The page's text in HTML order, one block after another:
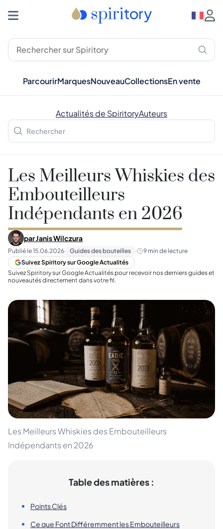
ParcourirMarquesNouveauCollectionsEn vente
Actualités de SpiritoryAuteurs
Les Meilleurs Whiskies des
Embouteilleurs
Indépendants en 2026
parJanis Wilczura
Publié le15.06.2026· Guides des bouteilles · 9 min de lecture
Suivez Spiritory sur Google Actualités
Suivez Spiritory sur Google Actualités pour recevoir nos derniers guides et
nouveautés directement dans votre fil.
Les Meilleurs Whiskies des Embouteilleurs
Indépendants en 2026
Table des matières :
Points Clés
Ce que Font Différemment les Embouteilleurs